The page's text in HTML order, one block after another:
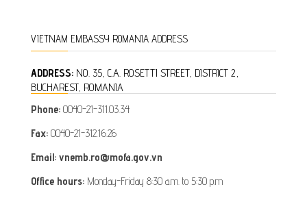
VIETNAM EMBASSY ROMANIA ADDRESS
ADDRESS: NO. 35, C.A. ROSETTI STREET, DISTRICT 2,
BUCHAREST, ROMANIA
Phone: 0040-21-311.03.34
Fax: 0040-21-312.16.26
Email: vnemb.ro@mofa.gov.vn
Office hours: Monday-Friday 8:30 a.m. to 5:30 p.m